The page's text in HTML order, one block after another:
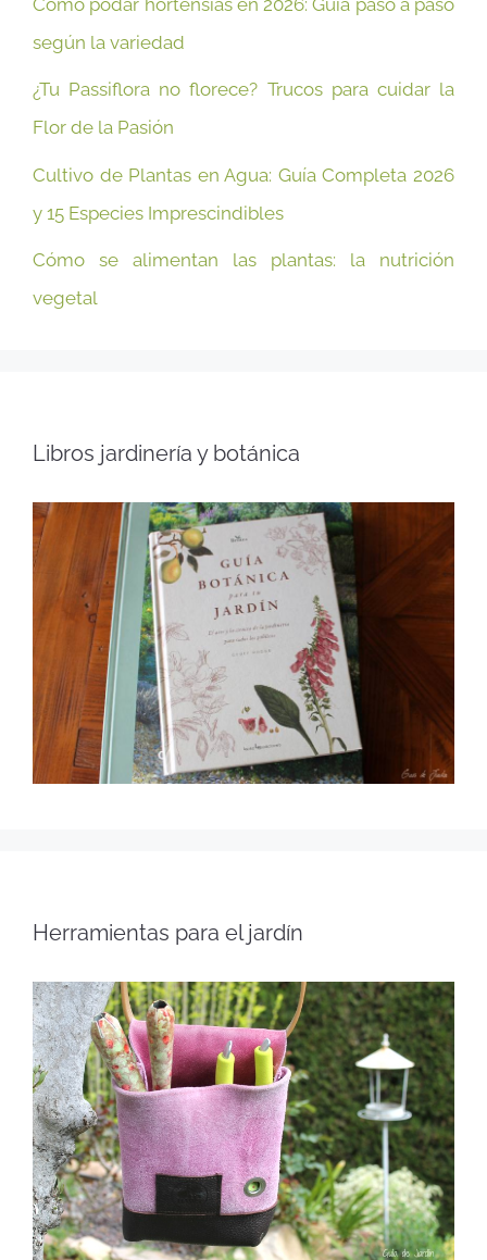
según la variedad
¿Tu Passiflora no florece? Trucos para cuidar la
Flor de la Pasión
Cultivo de Plantas en Agua: Guía Completa 2026
y 15 Especies Imprescindibles
Cómo se alimentan las plantas: la nutrición
vegetal
Libros jardinería y botánica
Herramientas para el jardín